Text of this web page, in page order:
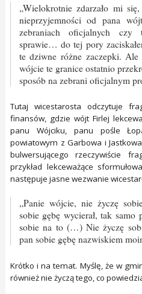
„Wielokrotnie zdarzało mi
nieprzyjemności od pana
zebraniach oficjalnych
sprawie… do tej pory
te dziwne różne zaczepki.
wójcie te granice ostatnio
sposób na zebrani oficjalnym
Tutaj wicestarosta odczytuje
finansów, gdzie wójt Firlej
panu Wójciku, panu pośle
powiatowym z Garbowa i
bulwersującego rzeczywiście
przykład lekceważące
następuje jasne wezwanie
„Panie wójcie, nie życzę
sobie gębę wycierał, tak samo
sobie na to (…) Nie życzę
pan sobie gębę nazwiskiem
Krótko i na temat. Myślę, że w
również nie życzą tego, co